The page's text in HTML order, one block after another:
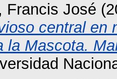
Francis José
central en
la Mascota.